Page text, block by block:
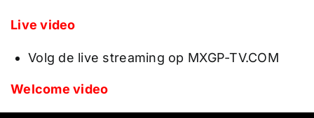
Live video
Volg de live streaming op MXGP-TV.COM
Welcome video